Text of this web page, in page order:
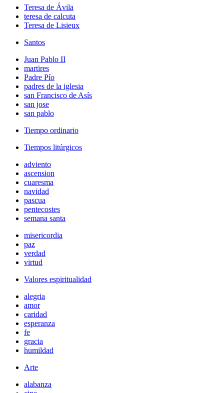
Teresa de Ávila
teresa de calcuta
Teresa de Lisieux
Santos
Juan Pablo II
martires
Padre Pío
padres de la iglesia
san Francisco de Asís
san jose
san pablo
Tiempo ordinario
Tiempos litúrgicos
adviento
ascension
cuaresma
navidad
pascua
pentecostes
semana santa
misericordia
paz
verdad
virtud
Valores espiritualidad
alegria
amor
caridad
esperanza
fe
gracia
humildad
Arte
alabanza